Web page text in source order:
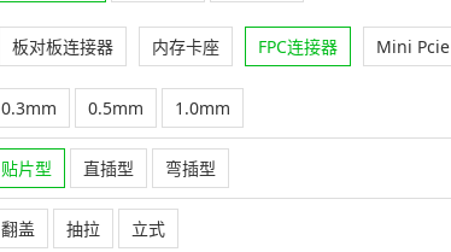
板对板连接器 内存卡座 FPC连接器 Mini Pcie
0.3mm 0.5mm 1.0mm
贴片型 直插型 弯插型
翻盖 抽拉 立式